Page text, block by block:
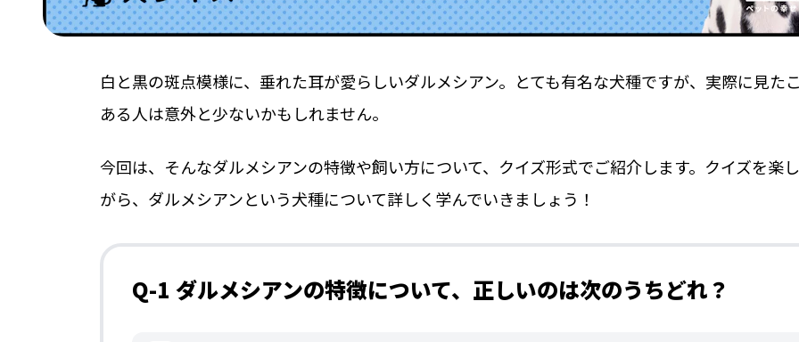
白と黒の斑点模様に、垂れた耳が愛らしいダルメシアン。とても有名な犬種ですが、実際に見た
ある人は意外と少ないかもしれません。
今回は、そんなダルメシアンの特徴や飼い方について、クイズ形式でご紹介します。クイズを楽
がら、ダルメシアンという犬種について詳しく学んでいきましょう！
Q-1 ダルメシアンの特徴について、正しいのは次のうちどれ？